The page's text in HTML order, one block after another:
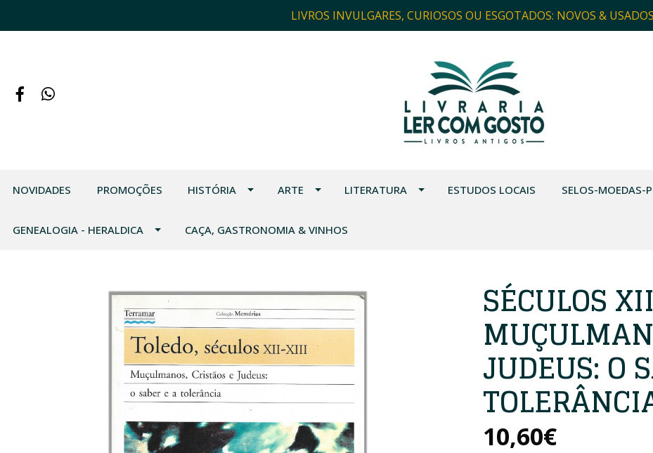
LIVROS INVULGARES, CURIOSOS OU ESGOTADOS: NOVOS & USADOS
NOVIDADES PROMOÇÕES HISTÓRIA ARTE LITERATURA ESTUDOS LOCAIS SELOS-MOEDAS-
GENEALOGIA - HERALDICA CAÇA, GASTRONOMIA & VINHOS
SÉCULOS
JUDEUS: O
10,60€